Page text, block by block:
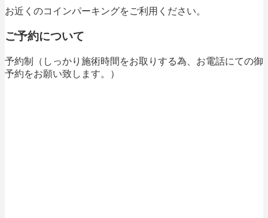
お近くのコインパーキングをご利用ください。
ご予約について
予約制（しっかり施術時間をお取りする為、お電話にての御
予約をお願い致します。）